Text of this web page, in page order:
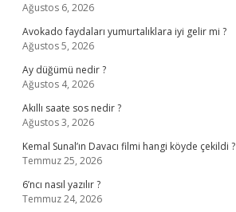
Ağustos 6, 2026
Avokado faydaları yumurtalıklara iyi gelir mi ?
Ağustos 5, 2026
Ay düğümü nedir ?
Ağustos 4, 2026
Akıllı saate sos nedir ?
Ağustos 3, 2026
Kemal Sunal’ın Davacı filmi hangi köyde çekildi ?
Temmuz 25, 2026
6’ncı nasıl yazılır ?
Temmuz 24, 2026